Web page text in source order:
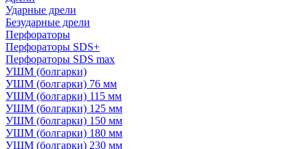
Ударные дрели
Безударные дрели
Перфораторы
Перфораторы SDS+
Перфораторы SDS max
УШМ (болгарки)
УШМ (болгарки) 76 мм
УШМ (болгарки) 115 мм
УШМ (болгарки) 125 мм
УШМ (болгарки) 150 мм
УШМ (болгарки) 180 мм
УШМ (болгарки) 230 мм